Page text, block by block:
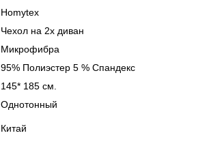
Homytex
Чехол на 2х диван
Микрофибра
95% Полиэстер 5 % Спандекс
145* 185 см.
Однотонный
Китай